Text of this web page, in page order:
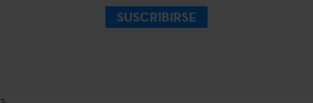
SUSCRIBIRSE